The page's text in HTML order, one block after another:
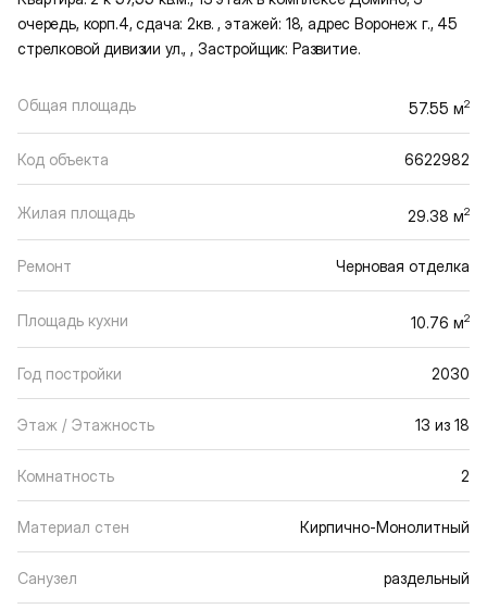
очередь, корп.4, сдача: 2кв. , этажей: 18, адрес Воронеж г., 45
стрелковой дивизии ул., , Застройщик: Развитие.
Общая площадь 57.55 м2
Код объекта 6622982
Жилая площадь 29.38 м2
Ремонт Черновая отделка
Площадь кухни 10.76 м2
Год постройки 2030
Этаж / Этажность 13 из 18
Комнатность 2
Материал стен Кирпично-Монолитный
Санузел раздельный